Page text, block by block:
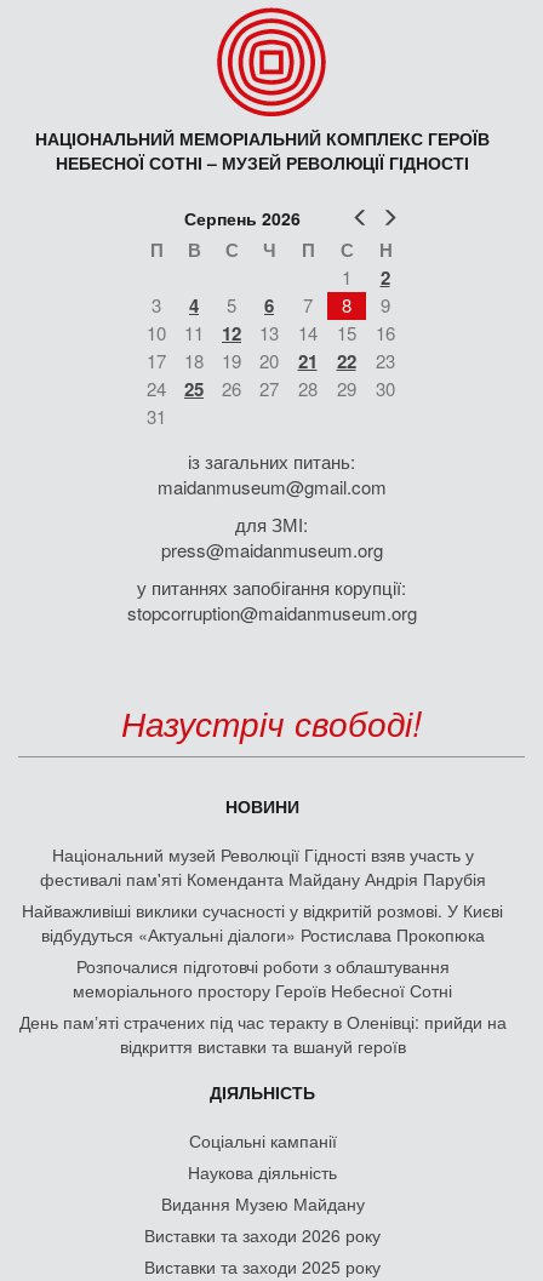
НАЦІОНАЛЬНИЙ МЕМОРІАЛЬНИЙ КОМПЛЕКС ГЕРОЇВ
НЕБЕСНОЇ СОТНІ – МУЗЕЙ РЕВОЛЮЦІЇ ГІДНОСТІ
Попер
Серпень 2026
П В С Ч П С Н
1 2
3 4 5 6 7 8
9
10
11 12 13 14 15
16
17
18 19 20 21 22
23
24
25 26 27 28 29
30
31
із загальних питань:
maidanmuseum@gmail.com
для ЗМІ:
press@maidanmuseum.org
у питаннях запобігання корупції:
stopcorruption@maidanmuseum.org
Назустріч свободі!
НОВИНИ
Національний музей Революції Гідності взяв участь у
фестивалі пам'яті Коменданта Майдану Андрія Парубія
Найважливіші виклики сучасності у відкритій розмові. У Києві
відбудуться «Актуальні діалоги» Ростислава Прокопюка
Розпочалися підготовчі роботи з облаштування
меморіального простору Героїв Небесної Сотні
День памʼяті страчених під час теракту в Оленівці: прийди на
відкриття виставки та вшануй героїв
ДІЯЛЬНІСТЬ
Соціальні кампанії
Наукова діяльність
Видання Музею Майдану
Виставки та заходи 2026 року
Виставки та заходи 2025 року